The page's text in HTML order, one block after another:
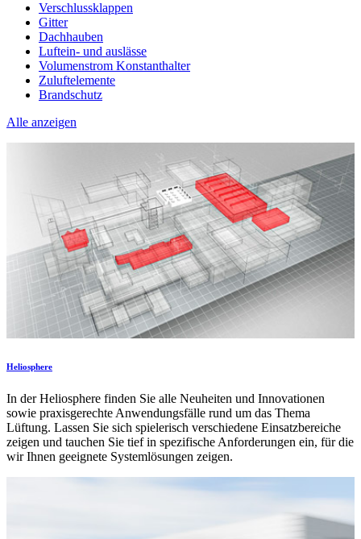
Verschlussklappen
Gitter
Dachhauben
Luftein- und auslässe
Volumenstrom Konstanthalter
Zuluftelemente
Brandschutz
Alle anzeigen
Heliosphere
In der Heliosphere finden Sie alle Neuheiten und Innovationen
sowie praxisgerechte Anwendungsfälle rund um das Thema
Lüftung. Lassen Sie sich spielerisch verschiedene Einsatzbereiche
zeigen und tauchen Sie tief in spezifische Anforderungen ein, für die
wir Ihnen geeignete Systemlösungen zeigen.